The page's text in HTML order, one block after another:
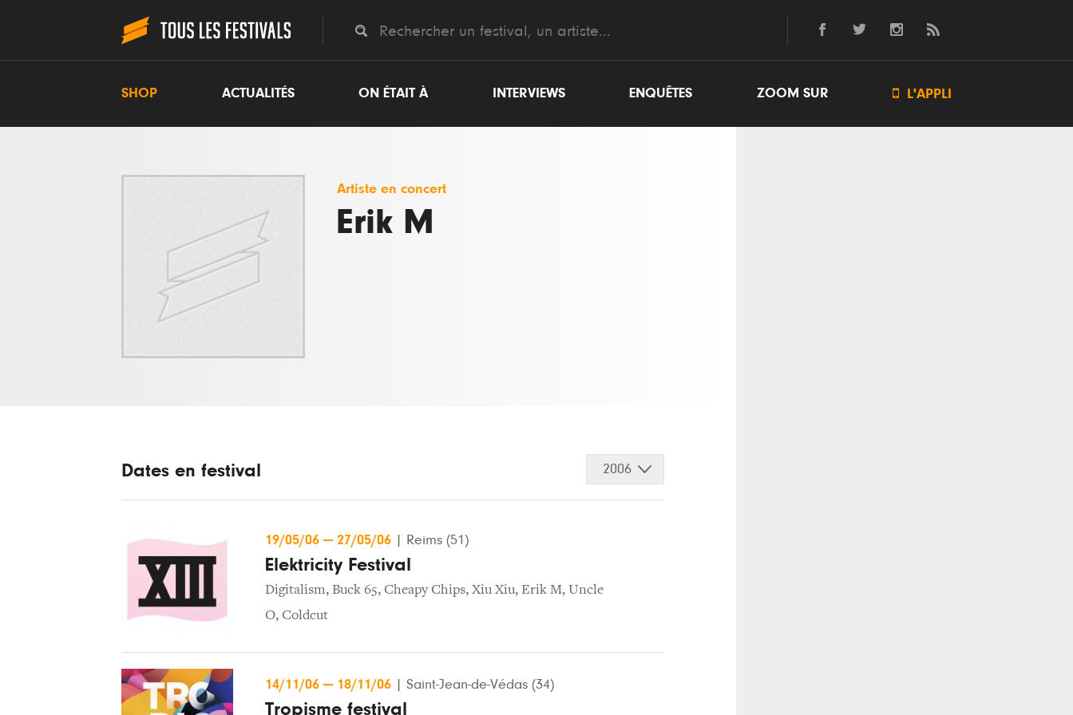
SHOP ACTUALITÉS ON ÉTAIT À INTERVIEWS ENQUÊTES ZOOM SUR  L'APPLI
Artiste en concert
Erik M
Dates en festival 2006
19/05/06 — 27/05/06 Reims (51)
Elektricity Festival
Digitalism, Buck 65, Cheapy Chips, Xiu Xiu, Erik M, Uncle
O, Coldcut
14/11/06 — 18/11/06 Saint-Jean-de-Védas (34)
Tropisme festival